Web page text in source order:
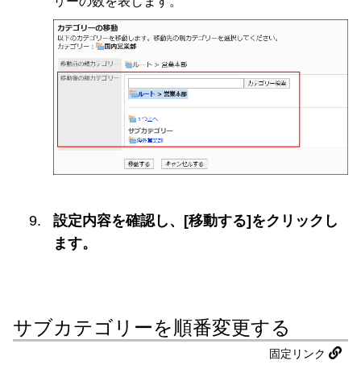
設定内容を確認し、[移動する]をクリックし
ます。
サブカテゴリーを順番変更する
固定リンク